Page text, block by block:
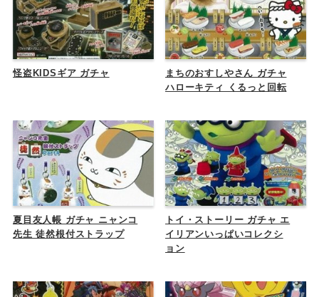
怪盗KIDSギア ガチャ
まちのおすしやさん ガチャ
ハローキティ くるっと回転
夏目友人帳 ガチャ ニャンコ
先生 徒然根付ストラップ
トイ・ストーリー ガチャ エ
イリアンいっぱいコレクシ
ョン